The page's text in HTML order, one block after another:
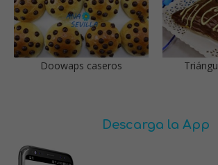
Doowaps caseros
Descarga la App